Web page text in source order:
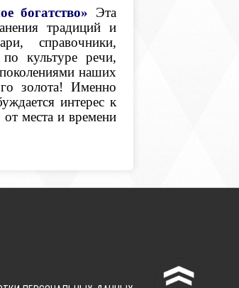
богатство» Эта
традиций и
справочники,
культуре речи,
наших
золота! Именно
интерес к
места и времени
^